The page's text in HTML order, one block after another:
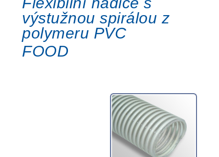
výstužnou spirálou z
polymeru PVC
FOOD